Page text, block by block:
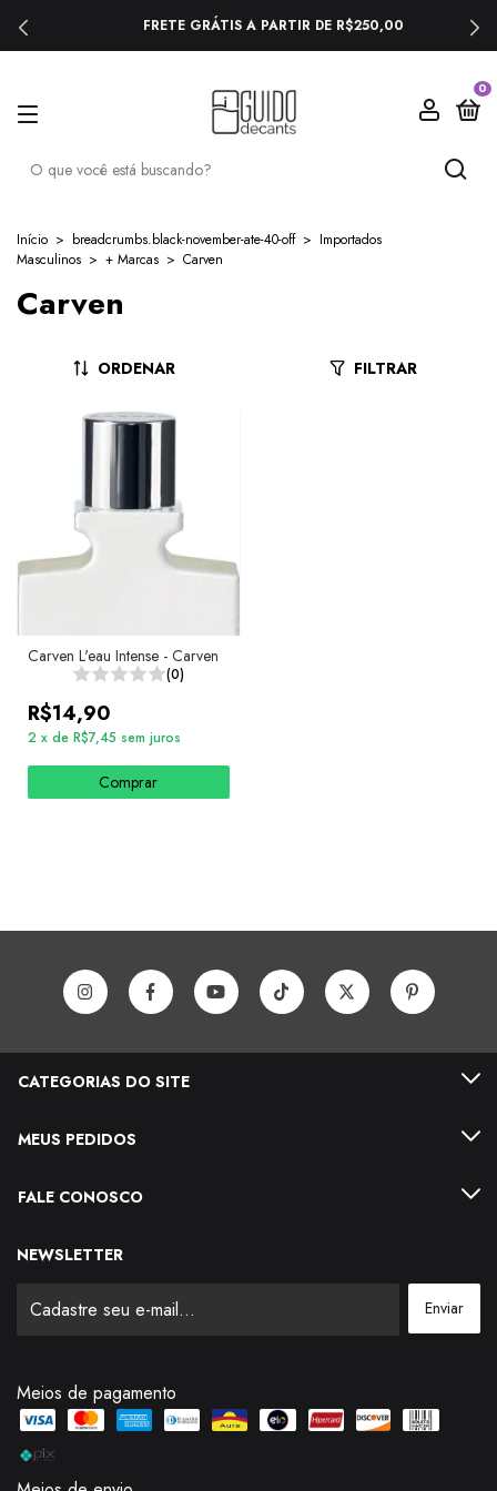
FRETE GRÁTIS A PARTIR DE R$250,00
0
Início > breadcrumbs.black-november-ate-40-off > Importados
Masculinos > + Marcas > Carven
Carven
ORDENAR FILTRAR
Carven L'eau Intense - Carven
(0)
R$14,90
2 x de R$7,45 sem juros
Comprar
CATEGORIAS DO SITE
MEUS PEDIDOS
FALE CONOSCO
NEWSLETTER
Meios de pagamento